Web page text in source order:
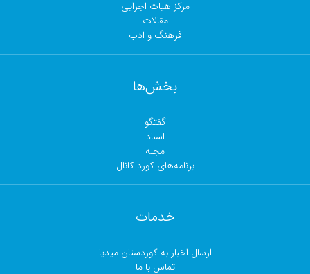
مرکز هیات اجرایی
مقالات
فرهنگ و ادب
بخش‌ها
گفتگو
اسناد
مجلە
برنامەهای کورد کانال
خدمات
ارسال اخبار بە کوردستان میدیا
تماس با ما